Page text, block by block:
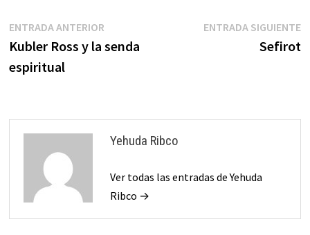
(Tehilim / Salmos…
Navegación
de
entradas
ENTRADA ANTERIOREntrada
anterior:
Kubler Ross y la senda
espiritual
ENTRADA SIGUIENTE
Sefirot
Yehuda Ribco
Ver todas las entradas de Yehuda
Ribco →